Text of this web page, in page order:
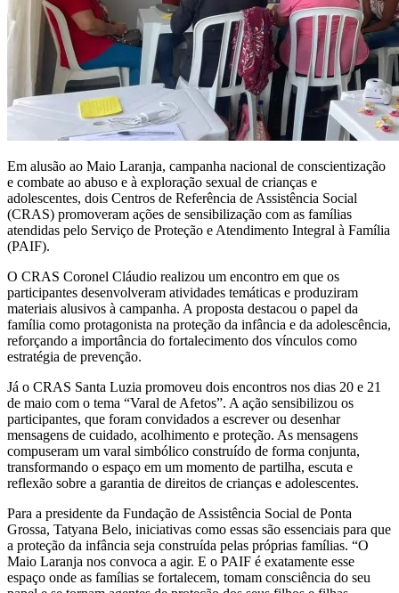
Em alusão ao Maio Laranja, campanha nacional de conscientização
e combate ao abuso e à exploração sexual de crianças e
adolescentes, dois Centros de Referência de Assistência Social
(CRAS) promoveram ações de sensibilização com as famílias
atendidas pelo Serviço de Proteção e Atendimento Integral à Família
(PAIF).
O CRAS Coronel Cláudio realizou um encontro em que os
participantes desenvolveram atividades temáticas e produziram
materiais alusivos à campanha. A proposta destacou o papel da
família como protagonista na proteção da infância e da adolescência,
reforçando a importância do fortalecimento dos vínculos como
estratégia de prevenção.
Já o CRAS Santa Luzia promoveu dois encontros nos dias 20 e 21
de maio com o tema “Varal de Afetos”. A ação sensibilizou os
participantes, que foram convidados a escrever ou desenhar
mensagens de cuidado, acolhimento e proteção. As mensagens
compuseram um varal simbólico construído de forma conjunta,
transformando o espaço em um momento de partilha, escuta e
reflexão sobre a garantia de direitos de crianças e adolescentes.
Para a presidente da Fundação de Assistência Social de Ponta
Grossa, Tatyana Belo, iniciativas como essas são essenciais para que
a proteção da infância seja construída pelas próprias famílias. “O
Maio Laranja nos convoca a agir. E o PAIF é exatamente esse
espaço onde as famílias se fortalecem, tomam consciência do seu